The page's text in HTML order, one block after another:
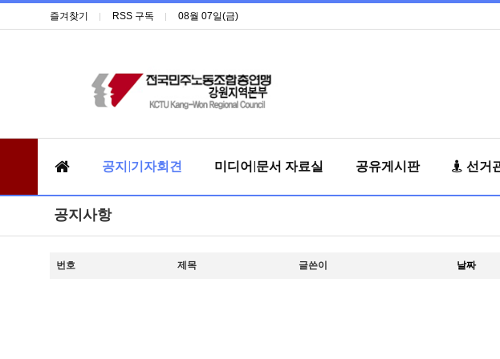
즐겨찾기 RSS 구독 08월 07일(금)
공지|기자회견 미디어|문서 자료실 공유게시판 선거
공지사항
번호 제목 글쓴이 날짜